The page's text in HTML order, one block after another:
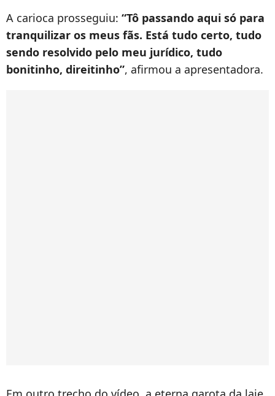
A carioca prosseguiu: “Tô passando aqui só para
tranquilizar os meus fãs. Está tudo certo, tudo
sendo resolvido pelo meu jurídico, tudo
bonitinho, direitinho”, afirmou a apresentadora.